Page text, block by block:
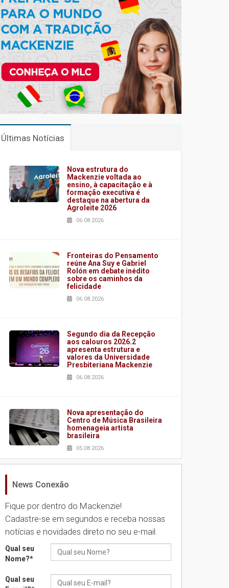
Últimas Notícias
Nova estrutura do
Mackenzie voltada ao
ensino, à capacitação e à
formação executiva é
destaque na abertura da
Agroleite 2026
06.08.2026
Fronteiras do Pensamento
reúne Ana Suy e Gabriel
Rolón em debate inédito
sobre os caminhos da
felicidade
06.08.2026
Segundo dia da Recepção
aos calouros 2026.2
apresenta estrutura e
valores da Universidade
Presbiteriana Mackenzie
06.08.2026
Nova apresentação do
Centro de Música Brasileira
homenageia artista
brasileira
05.08.2026
Universidade Mackenzie
Seminário discute desafios
das novas tecnologias em
sistemas solares
04.08.2026
News Conexão
Fique por dentro do Mackenzie!
Cadastre-se em segundos e receba nossas
notícias e novidades direto no seu e-mail.
Qual seu
Nome?*
Qual seu